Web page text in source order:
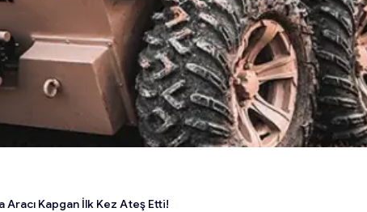
Aracı Kapgan İlk Kez Ateş Etti!